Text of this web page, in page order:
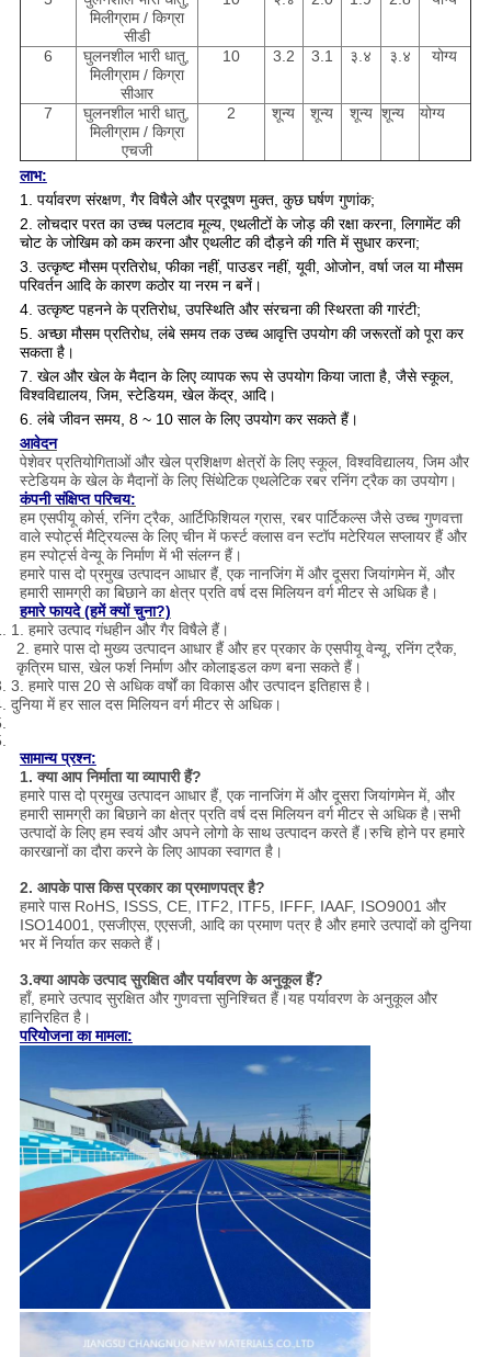
मिलीग्राम / किग्रा
सीडी
6
घुलनशील भारी धातु,
मिलीग्राम / किग्रा
सीआर
10 3.2 3.1 ३.४ ३.४ योग्य
7
घुलनशील भारी धातु,
मिलीग्राम / किग्रा
एचजी
2 शून्य शून्य शून्य शून्य योग्य
लाभ:
1. पर्यावरण संरक्षण, गैर विषैले और प्रदूषण मुक्त, कुछ घर्षण गुणांक;
2. लोचदार परत का उच्च पलटाव मूल्य, एथलीटों के जोड़ की रक्षा करना, लिगामेंट की
चोट के जोखिम को कम करना और एथलीट की दौड़ने की गति में सुधार करना;
3. उत्कृष्ट मौसम प्रतिरोध, फीका नहीं, पाउडर नहीं, यूवी, ओजोन, वर्षा जल या मौसम
परिवर्तन आदि के कारण कठोर या नरम न बनें।
4. उत्कृष्ट पहनने के प्रतिरोध, उपस्थिति और संरचना की स्थिरता की गारंटी;
5. अच्छा मौसम प्रतिरोध, लंबे समय तक उच्च आवृत्ति उपयोग की जरूरतों को पूरा कर
सकता है।
7. खेल और खेल के मैदान के लिए व्यापक रूप से उपयोग किया जाता है, जैसे स्कूल,
विश्वविद्यालय, जिम, स्टेडियम, खेल केंद्र, आदि।
6. लंबे जीवन समय, 8 ~ 10 साल के लिए उपयोग कर सकते हैं।
आवेदन
पेशेवर प्रतियोगिताओं और खेल प्रशिक्षण क्षेत्रों के लिए स्कूल, विश्वविद्यालय, जिम और
स्टेडियम के खेल के मैदानों के लिए सिंथेटिक एथलेटिक रबर रनिंग ट्रैक का उपयोग।
कंपनी संक्षिप्त परिचय:
हम एसपीयू कोर्स, रनिंग ट्रैक, आर्टिफिशियल ग्रास, रबर पार्टिकल्स जैसे उच्च गुणवत्ता
वाले स्पोर्ट्स मैट्रियल्स के लिए चीन में फर्स्ट क्लास वन स्टॉप मटेरियल सप्लायर हैं और
हम स्पोर्ट्स वेन्यू के निर्माण में भी संलग्न हैं।
हमारे पास दो प्रमुख उत्पादन आधार हैं, एक नानजिंग में और दूसरा जियांगमेन में, और
हमारी सामग्री का बिछाने का क्षेत्र प्रति वर्ष दस मिलियन वर्ग मीटर से अधिक है।
हमारे फायदे (हमें क्यों चुना?)
1. हमारे उत्पाद गंधहीन और गैर विषैले हैं।
2. हमारे पास दो मुख्य उत्पादन आधार हैं और हर प्रकार के एसपीयू वेन्यू, रनिंग ट्रैक,
कृत्रिम घास, खेल फर्श निर्माण और कोलाइडल कण बना सकते हैं।
3. हमारे पास 20 से अधिक वर्षों का विकास और उत्पादन इतिहास है।
दुनिया में हर साल दस मिलियन वर्ग मीटर से अधिक।
सामान्य प्रश्न:
1. क्या आप निर्माता या व्यापारी हैं?
हमारे पास दो प्रमुख उत्पादन आधार हैं, एक नानजिंग में और दूसरा जियांगमेन में, और
हमारी सामग्री का बिछाने का क्षेत्र प्रति वर्ष दस मिलियन वर्ग मीटर से अधिक है।सभी
उत्पादों के लिए हम स्वयं और अपने लोगो के साथ उत्पादन करते हैं।रुचि होने पर हमारे
कारखानों का दौरा करने के लिए आपका स्वागत है।
2. आपके पास किस प्रकार का प्रमाणपत्र है?
हमारे पास RoHS, ISSS, CE, ITF2, ITF5, IFFF, IAAF, ISO9001 और
ISO14001, एसजीएस, एएसजी, आदि का प्रमाण पत्र है और हमारे उत्पादों को दुनिया
भर में निर्यात कर सकते हैं।
3.क्या आपके उत्पाद सुरक्षित और पर्यावरण के अनुकूल हैं?
हाँ, हमारे उत्पाद सुरक्षित और गुणवत्ता सुनिश्चित हैं।यह पर्यावरण के अनुकूल और
हानिरहित है।
परियोजना का मामला: